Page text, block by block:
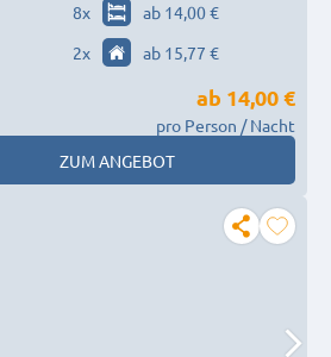
8x
ab 14,00 €
2x ab 15,77 €
ab 14,00 €
pro Person / Nacht
ZUM ANGEBOT